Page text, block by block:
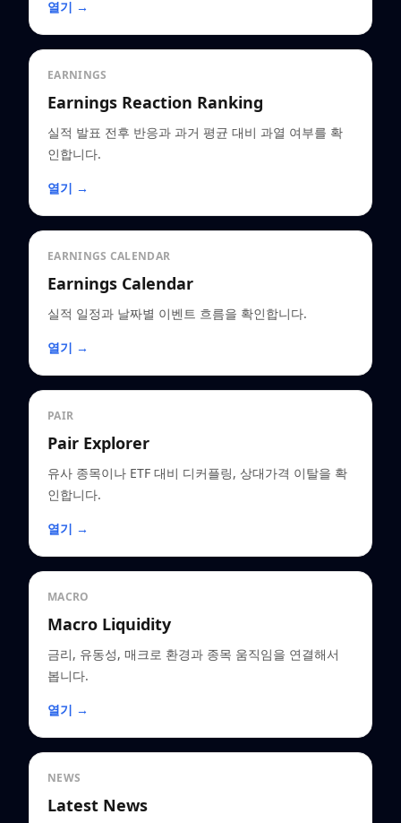
열기 →
EARNINGS
Earnings Reaction Ranking
실적 발표 전후 반응과 과거 평균 대비 과열 여부를 확
인합니다.
열기 →
EARNINGS CALENDAR
Earnings Calendar
실적 일정과 날짜별 이벤트 흐름을 확인합니다.
열기 →
PAIR
Pair Explorer
유사 종목이나 ETF 대비 디커플링, 상대가격 이탈을 확
인합니다.
열기 →
MACRO
Macro Liquidity
금리, 유동성, 매크로 환경과 종목 움직임을 연결해서
봅니다.
열기 →
NEWS
Latest News